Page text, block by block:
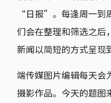
“日报”。每逢周一到
们会在整理和筛选之后
新闻以简短的方式呈现
端传媒图片编辑每天会
摄影作品。今天的题图